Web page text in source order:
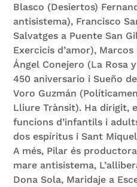
Blasco (Desiertos)
antisistema), Francisco
Salvatges a Puente San
Exercicis d’amor),
Ángel Conejero (La Rosa
450 aniversario i Sueño
Voro Guzmán
Lliure Trànsit). Ha dirigit,
funcions d’infantils i
dos espíritus i Sant
A més, Pilar és
mare antisistema,
Dona Sola, Maridaje a